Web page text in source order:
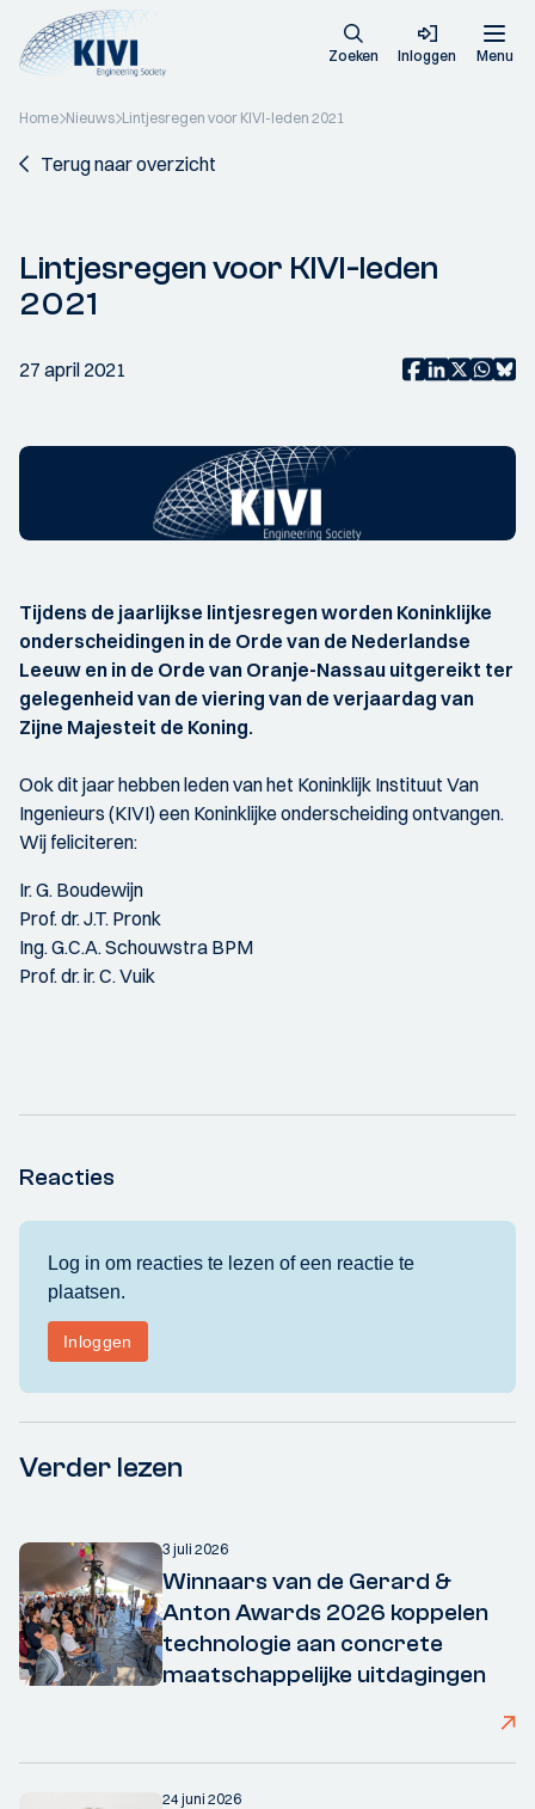
Zoeken Inloggen Menu
Home Nieuws Lintjesregen voor KIVI-leden 2021
Terug naar overzicht
Lintjesregen voor KIVI-leden
2021
27 april 2021
Tijdens de jaarlijkse lintjesregen worden Koninklijke
onderscheidingen in de Orde van de Nederlandse
Leeuw en in de Orde van Oranje-Nassau uitgereikt ter
gelegenheid van de viering van de verjaardag van
Zijne Majesteit de Koning.
Ook dit jaar hebben leden van het Koninklijk Instituut Van
Ingenieurs (KIVI) een Koninklijke onderscheiding ontvangen.
Wij feliciteren:
Ir. G. Boudewijn
Prof. dr. J.T. Pronk
Ing. G.C.A. Schouwstra BPM
Prof. dr. ir. C. Vuik
Reacties
Verder lezen
3 juli 2026
Winnaars van de Gerard &
Anton Awards 2026 koppelen
technologie aan concrete
maatschappelijke uitdagingen
24 juni 2026